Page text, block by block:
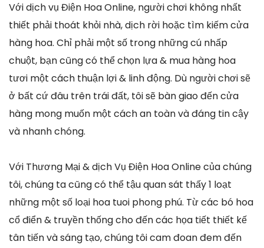
Với dịch vụ Điện Hoa Online, người chơi không nhất
thiết phải thoát khỏi nhà, dịch rời hoặc tìm kiếm cửa
hàng hoa. Chỉ phải một số trong những cú nhấp
chuột, bạn cũng có thể chọn lựa & mua hàng hoa
tươi một cách thuận lợi & linh động. Dù người chơi sẽ
ở bất cứ đâu trên trái đất, tôi sẽ bàn giao đến cửa
hàng mong muốn một cách an toàn và đáng tin cậy
và nhanh chóng.
Với Thương Mại & dịch Vụ Điện Hoa Online của chúng
tôi, chúng ta cũng có thể tậu quan sát thấy 1 loạt
những một số loại hoa tuoi phong phú. Từ các bó hoa
cổ điển & truyền thống cho đến các họa tiết thiết kế
tân tiến và sáng tạo, chúng tôi cam đoan đem đến